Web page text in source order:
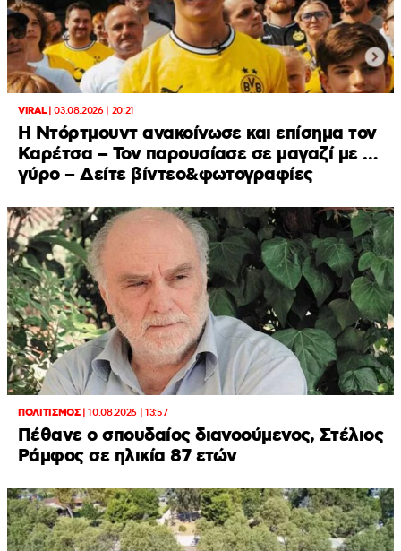
VIRAL|03.08.2026 | 20:21
Η Ντόρτμουντ ανακοίνωσε και επίσημα τον
Καρέτσα – Τον παρουσίασε σε μαγαζί με …
γύρο – Δείτε βίντεο&φωτογραφίες
ΠΟΛΙΤΙΣΜΟΣ|10.08.2026 | 13:57
Πέθανε ο σπουδαίος διανοούμενος, Στέλιος
Ράμφος σε ηλικία 87 ετών